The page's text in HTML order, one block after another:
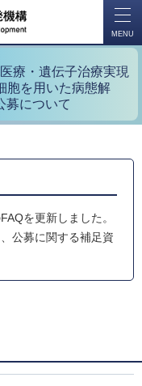
MENU
療・遺伝子治療実現
胞を用いた病態解
募について
を更新しました。
公募に関する補足資